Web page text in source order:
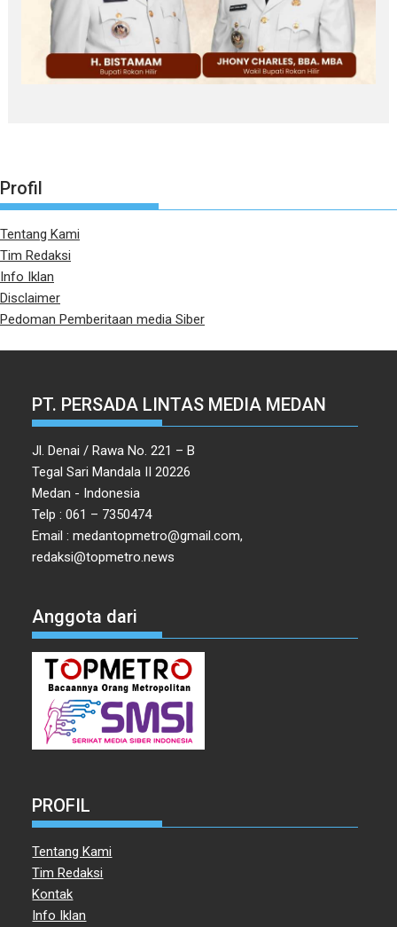
Profil
Tentang Kami
Tim Redaksi
Info Iklan
Disclaimer
Pedoman Pemberitaan media Siber
PT. PERSADA LINTAS MEDIA MEDAN
Jl. Denai / Rawa No. 221 – B
Tegal Sari Mandala II 20226
Medan - Indonesia
Telp : 061 – 7350474
Email : medantopmetro@gmail.com,
redaksi@topmetro.news
Anggota dari
PROFIL
Tentang Kami
Tim Redaksi
Kontak
Info Iklan